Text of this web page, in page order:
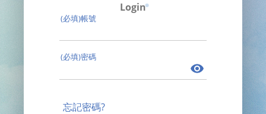
Login
(必填)帳號
(必填)密碼
忘記密碼?